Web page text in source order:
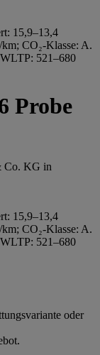
15,9–13,4
CO₂-Klasse: A.
521–680
Probe
Co. KG in
15,9–13,4
CO₂-Klasse: A.
521–680
oder